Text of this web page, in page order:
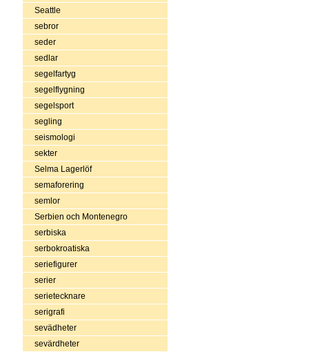
Seattle
sebror
seder
sedlar
segelfartyg
segelflygning
segelsport
segling
seismologi
sekter
Selma Lagerlöf
semaforering
semlor
Serbien och Montenegro
serbiska
serbokroatiska
seriefigurer
serier
serietecknare
serigrafi
sevädheter
sevärdheter